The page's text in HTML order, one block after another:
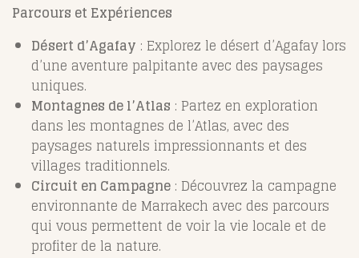
Parcours et Expériences
Désert d’Agafay : Explorez le désert d’Agafay lors
d’une aventure palpitante avec des paysages
uniques.
Montagnes de l’Atlas : Partez en exploration
dans les montagnes de l’Atlas, avec des
paysages naturels impressionnants et des
villages traditionnels.
Circuit en Campagne : Découvrez la campagne
environnante de Marrakech avec des parcours
qui vous permettent de voir la vie locale et de
profiter de la nature.